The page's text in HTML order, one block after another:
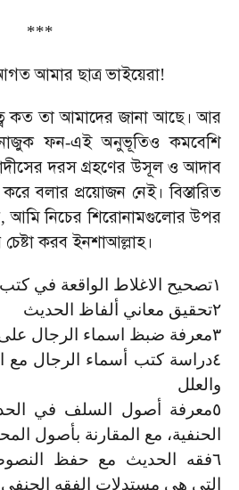
***
আমার ছাত্র ভাইয়েরা!
কত তা আমাদের জানা আছে। আর
ফন-এই অনুভূতিও কমবেশি
দরস গ্রহণের উসূল ও আদাব
করে বলার প্রয়োজন নেই। বিস্তারিত
,আমি নিচের শিরোনামগুলোর উপর
চেষ্টা করব ইনশাআল্লাহ।
١­تصحيح الاغلاط الواقعة في
۲­تحقيق معاني ألفاظ الحديث
۳­معرفة ضبظ اسماء الرجال على وجه الإتقان
٤­دراسة كتب أسماء الرجال مع
والعلل
٥­معرفة أصول السلف في
الحنفية، مع المقارنة بأصول
٦­فقه الحديث مع حفظ
التي هي مستدلات الفقه